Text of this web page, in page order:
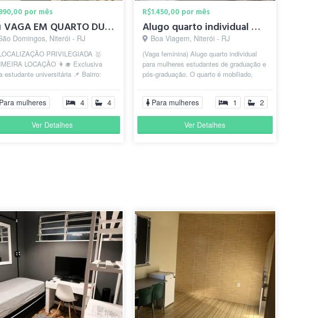
por mês
🏠 VAGA EM QUARTO DUPLO FEMININO
Domingos, Niterói - RJ
PRIVILEGIADA 🥇
LOCAÇÃO 👩‍🎓 Exclusiva
estudante universitária 📌 Bairro:
Para mulheres 4 4
Ver Detalhes
R$1.450,00 por mês
Alugo quarto individual mobiliado na Boa Viagem
Boa Viagem, Niterói - RJ
(Vaga feminina) Alugo quarto individual
para mulheres estudantes de graduação e
pós-graduação. O quarto é mobiliado,
Para mulheres 1 2
Ver Detalhes